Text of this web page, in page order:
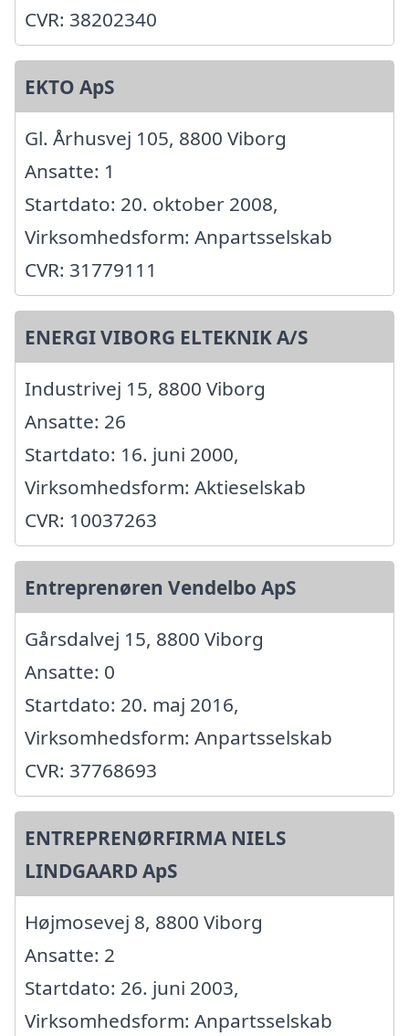
CVR: 38202340
EKTO ApS
Gl. Århusvej 105, 8800 Viborg
Ansatte: 1
Startdato: 20. oktober 2008,
Virksomhedsform: Anpartsselskab
CVR: 31779111
ENERGI VIBORG ELTEKNIK A/S
Industrivej 15, 8800 Viborg
Ansatte: 26
Startdato: 16. juni 2000,
Virksomhedsform: Aktieselskab
CVR: 10037263
Entreprenøren Vendelbo ApS
Gårsdalvej 15, 8800 Viborg
Ansatte: 0
Startdato: 20. maj 2016,
Virksomhedsform: Anpartsselskab
CVR: 37768693
ENTREPRENØRFIRMA NIELS
LINDGAARD ApS
Højmosevej 8, 8800 Viborg
Ansatte: 2
Startdato: 26. juni 2003,
Virksomhedsform: Anpartsselskab